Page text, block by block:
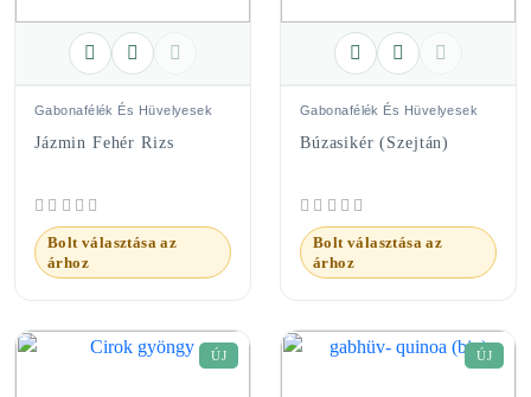
Gabonafélék És Hüvelyesek
Jázmin Fehér Rizs
Bolt választása az
árhoz
Gabonafélék És Hüvelyesek
Búzasikér (szejtán)
Bolt választása az
árhoz
ÚJ ÚJ